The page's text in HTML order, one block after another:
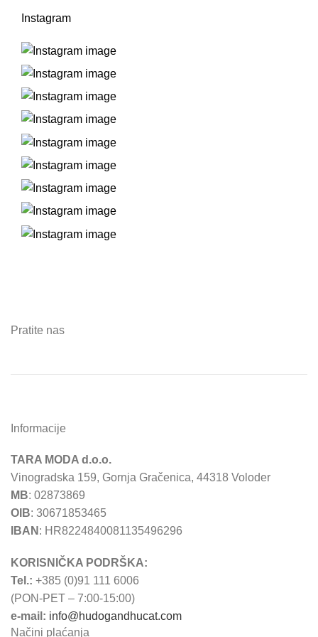
Instagram
Pratite nas
Informacije
TARA MODA d.o.o.
Vinogradska 159, Gornja Gračenica, 44318 Voloder
MB: 02873869
OIB: 30671853465
IBAN : HR8224840081135496296
KORISNIČKA PODRŠKA:
Tel.: +385 (0)91 111 6006
(PON-PET – 7:00-15:00)
e-mail: info@hudogandhucat.com
Načini plaćanja